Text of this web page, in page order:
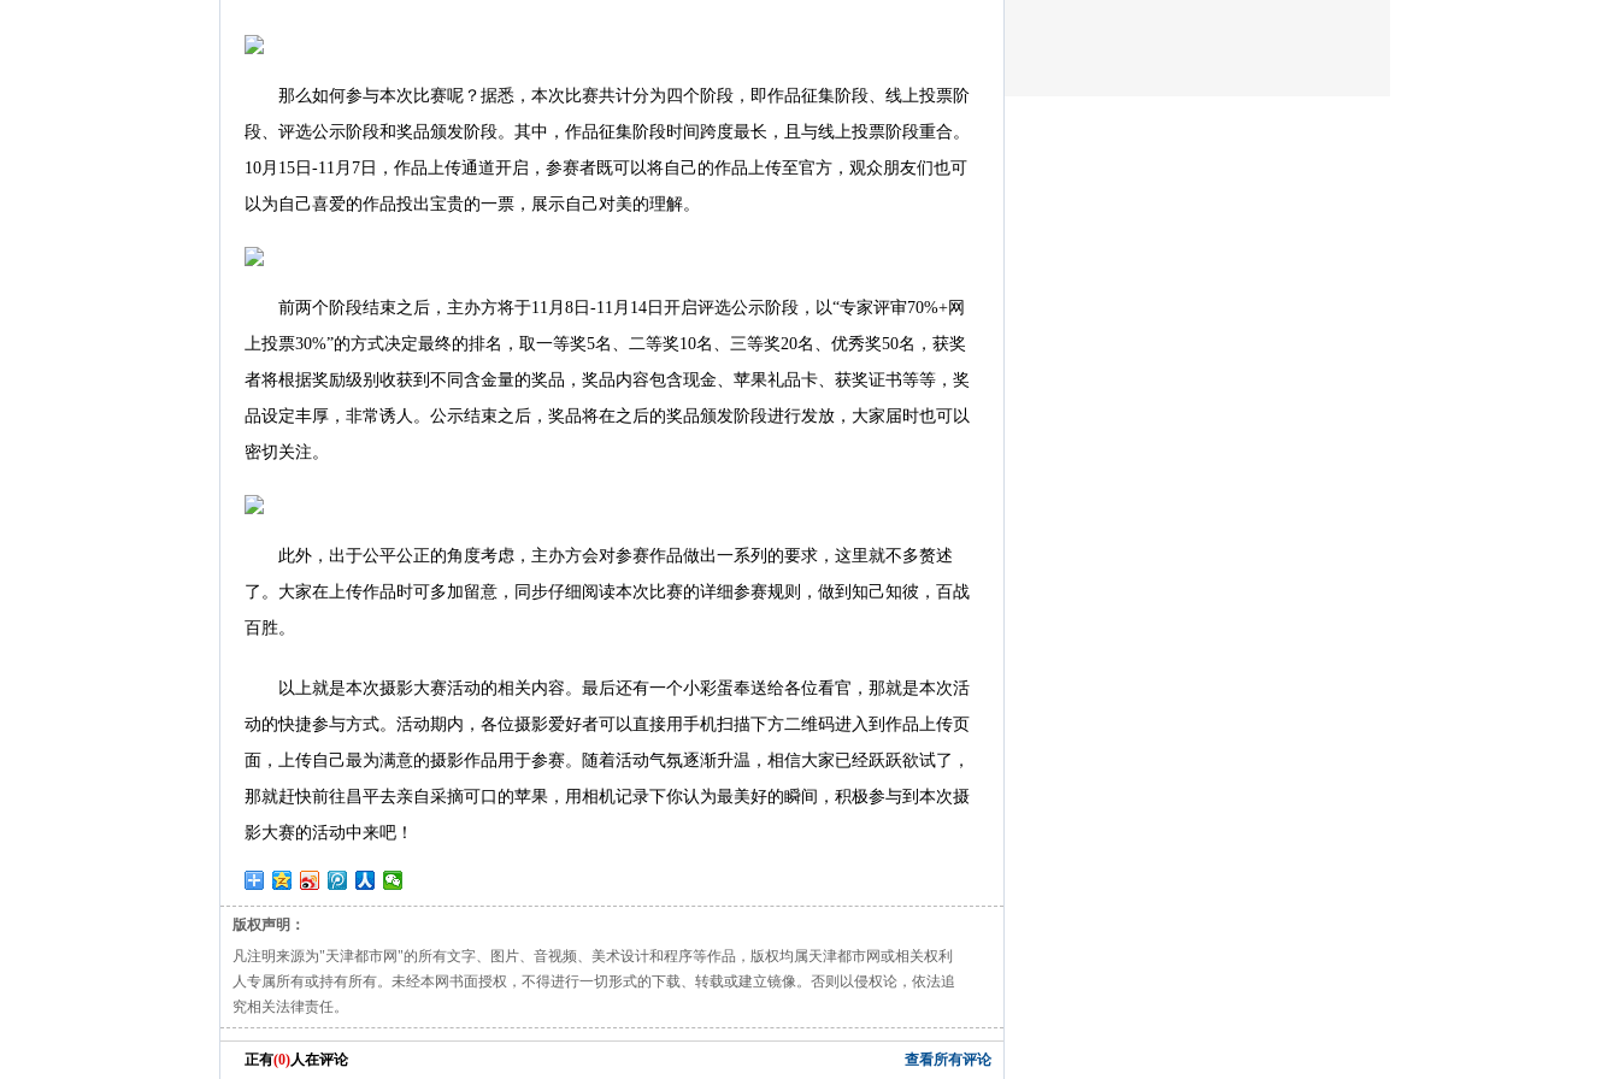
那么如何参与本次比赛呢？据悉，本次比赛共计分为四个阶段，即作品征集阶段、线上投票阶
段、评选公示阶段和奖品颁发阶段。其中，作品征集阶段时间跨度最长，且与线上投票阶段重合。
10月15日-11月7日，作品上传通道开启，参赛者既可以将自己的作品上传至官方，观众朋友们也可
以为自己喜爱的作品投出宝贵的一票，展示自己对美的理解。
前两个阶段结束之后，主办方将于11月8日-11月14日开启评选公示阶段，以“专家评审70%+网
上投票30%”的方式决定最终的排名，取一等奖5名、二等奖10名、三等奖20名、优秀奖50名，获奖
者将根据奖励级别收获到不同含金量的奖品，奖品内容包含现金、苹果礼品卡、获奖证书等等，奖
品设定丰厚，非常诱人。公示结束之后，奖品将在之后的奖品颁发阶段进行发放，大家届时也可以
密切关注。
此外，出于公平公正的角度考虑，主办方会对参赛作品做出一系列的要求，这里就不多赘述
了。大家在上传作品时可多加留意，同步仔细阅读本次比赛的详细参赛规则，做到知己知彼，百战
百胜。
以上就是本次摄影大赛活动的相关内容。最后还有一个小彩蛋奉送给各位看官，那就是本次活
动的快捷参与方式。活动期内，各位摄影爱好者可以直接用手机扫描下方二维码进入到作品上传页
面，上传自己最为满意的摄影作品用于参赛。随着活动气氛逐渐升温，相信大家已经跃跃欲试了，
那就赶快前往昌平去亲自采摘可口的苹果，用相机记录下你认为最美好的瞬间，积极参与到本次摄
影大赛的活动中来吧！
版权声明：
凡注明来源为"天津都市网"的所有文字、图片、音视频、美术设计和程序等作品，版权均属天津都市网或相关权利
人专属所有或持有所有。未经本网书面授权，不得进行一切形式的下载、转载或建立镜像。否则以侵权论，依法追
究相关法律责任。
查看所有评论
正有(0)人在评论